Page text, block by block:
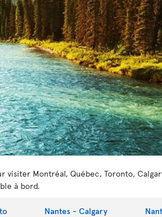
Montréal, Québec, Toronto,
à bord.
Nantes - Calgary